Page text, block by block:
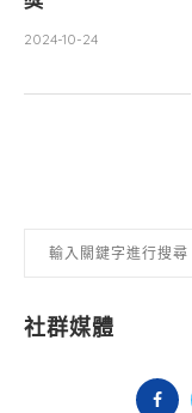
2024-10-24
社群媒體